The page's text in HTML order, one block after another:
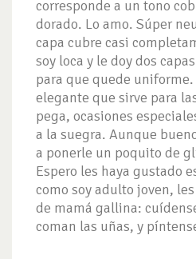
corresponde a un tono
dorado. Lo amo. Súper
capa cubre casi
soy loca y le doy dos
para que quede
elegante que sirve para
pega, ocasiones
a la suegra. Aunque
a ponerle un poquito de
Espero les haya gustado
como soy adulto joven,
de mamá gallina:
coman las uñas, y